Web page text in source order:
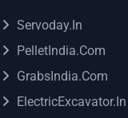
Servoday.in
PelletIndia.com
GrabsIndia.com
ElectricExcavator.in